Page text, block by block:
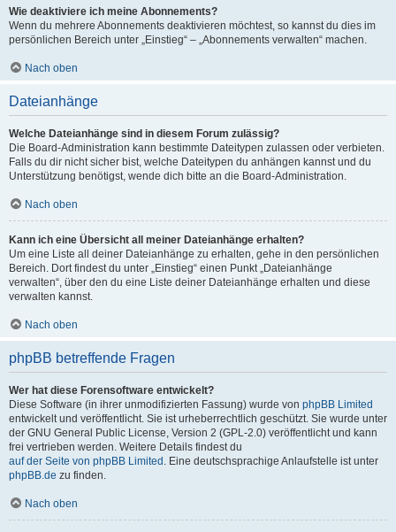
Wie deaktiviere ich meine Abonnements?
Wenn du mehrere Abonnements deaktivieren möchtest, so kannst du dies im
persönlichen Bereich unter „Einstieg“ – „Abonnements verwalten“ machen.
Nach oben
Dateianhänge
Welche Dateianhänge sind in diesem Forum zulässig?
Die Board-Administration kann bestimmte Dateitypen zulassen oder verbieten.
Falls du dir nicht sicher bist, welche Dateitypen du anhängen kannst und du
Unterstützung benötigst, wende dich bitte an die Board-Administration.
Nach oben
Kann ich eine Übersicht all meiner Dateianhänge erhalten?
Um eine Liste all deiner Dateianhänge zu erhalten, gehe in den persönlichen
Bereich. Dort findest du unter „Einstieg“ einen Punkt „Dateianhänge
verwalten“, über den du eine Liste deiner Dateianhänge erhalten und diese
verwalten kannst.
Nach oben
phpBB betreffende Fragen
Wer hat diese Forensoftware entwickelt?
Diese Software (in ihrer unmodifizierten Fassung) wurde von phpBB Limited
entwickelt und veröffentlicht. Sie ist urheberrechtlich geschützt. Sie wurde unter
der GNU General Public License, Version 2 (GPL-2.0) veröffentlicht und kann
frei vertrieben werden. Weitere Details findest du
auf der Seite von phpBB Limited . Eine deutschsprachige Anlaufstelle ist unter
phpBB.de zu finden.
Nach oben